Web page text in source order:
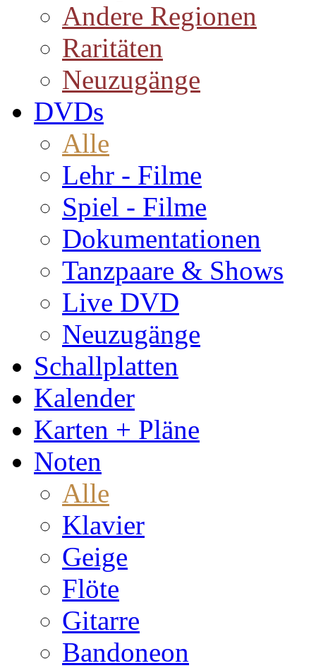
Andere Regionen
Raritäten
Neuzugänge
DVDs
Alle
Lehr - Filme
Spiel - Filme
Dokumentationen
Tanzpaare & Shows
Live DVD
Neuzugänge
Schallplatten
Kalender
Karten + Pläne
Noten
Alle
Klavier
Geige
Flöte
Gitarre
Bandoneon